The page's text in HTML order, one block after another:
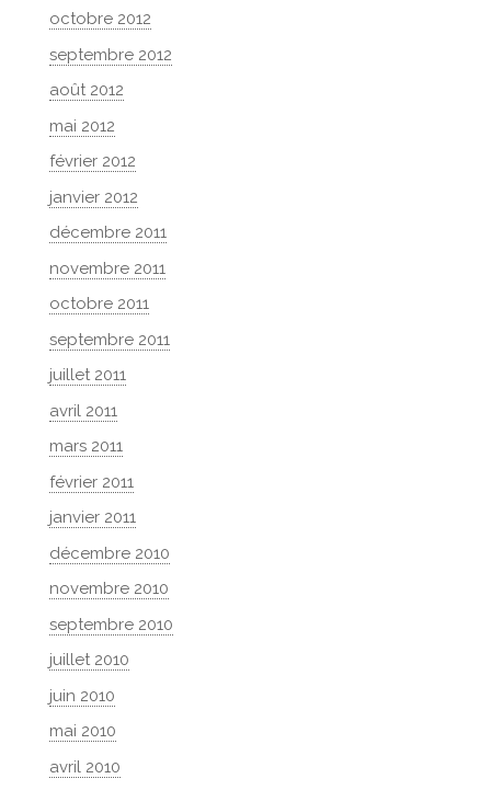
octobre 2012
septembre 2012
août 2012
mai 2012
février 2012
janvier 2012
décembre 2011
novembre 2011
octobre 2011
septembre 2011
juillet 2011
avril 2011
mars 2011
février 2011
janvier 2011
décembre 2010
novembre 2010
septembre 2010
juillet 2010
juin 2010
mai 2010
avril 2010